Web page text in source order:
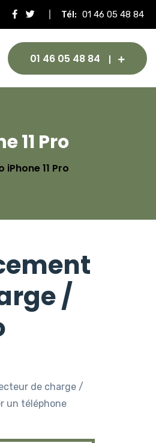
Tél: 01 46 05 48 84
01 46 05 48 84
11 Pro
11 Pro
/
de charge /
un téléphone